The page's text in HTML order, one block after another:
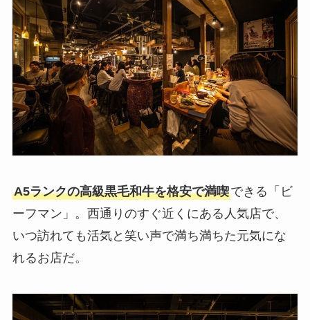
A5ランクの高級黒毛和牛を格安で満喫できる「ビ
ーフマン」。西通りのすぐ近くにある人気店で、
いつ訪れても活気と笑い声で満ち満ちた元気にな
れるお店だ。